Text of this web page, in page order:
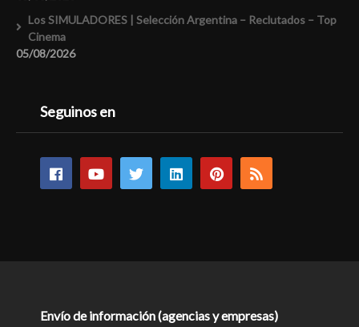
Los SIMULADORES | Selección Argentina – Reclutados – Top
Cinema
05/08/2026
Seguinos en
Envío de información (agencias y empresas)